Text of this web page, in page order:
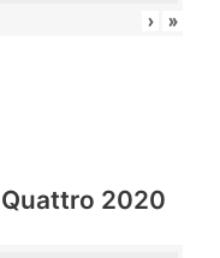
› »
2020